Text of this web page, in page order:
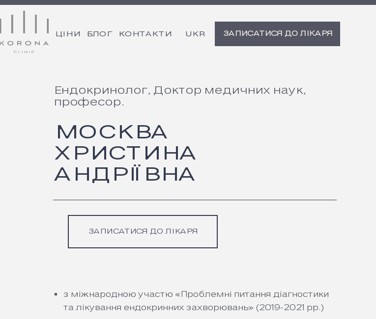
ЦІНИ БЛОГ КОНТАКТИ ЗАПИСАТИСЯ ДО ЛІКАРЯ
Ендокринолог, Доктор медичних наук,
професор.
МОСКВА
ХРИСТИНА
АНДРІЇВНА
ЗАПИСАТИСЯ ДО ЛІКАРЯ
з міжнародною участю «Проблемні питання діагностики
та лікування ендокринних захворювань» (2019-2021 рр.)